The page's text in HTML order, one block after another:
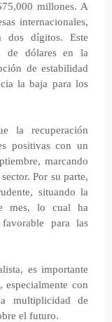
millones. A
internacionales,
dos dígitos. Este
de dólares en la
de estabilidad
la baja para los
la recuperación
positivas con un
marcando
Por su parte,
situando la
mes, lo cual ha
para las
es importante
con
multiplicidad de
el futuro.